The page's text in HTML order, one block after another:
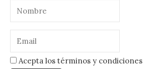
Acepta los términos y condiciones